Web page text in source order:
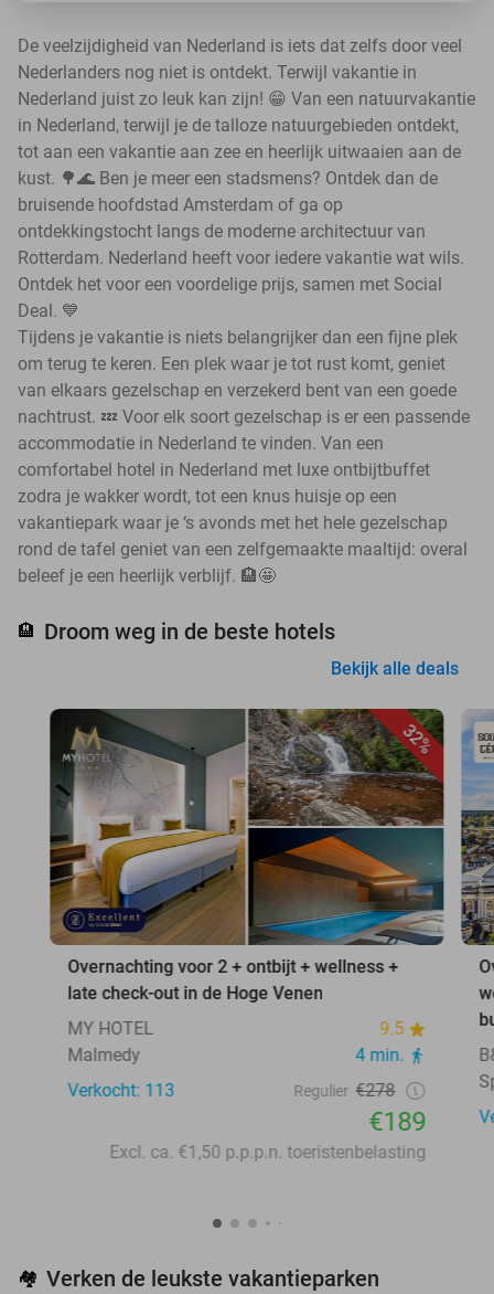
De veelzijdigheid van Nederland is iets dat zelfs door veel
Nederlanders nog niet is ontdekt. Terwijl vakantie in
Nederland juist zo leuk kan zijn! 😁 Van een natuurvakantie
in Nederland, terwijl je de talloze natuurgebieden ontdekt,
tot aan een vakantie aan zee en heerlijk uitwaaien aan de
kust. 🌳🌊 Ben je meer een stadsmens? Ontdek dan de
bruisende hoofdstad Amsterdam of ga op
ontdekkingstocht langs de moderne architectuur van
Rotterdam. Nederland heeft voor iedere vakantie wat wils.
Ontdek het voor een voordelige prijs, samen met Social
Deal. 💙
Tijdens je vakantie is niets belangrijker dan een fijne plek
om terug te keren. Een plek waar je tot rust komt, geniet
van elkaars gezelschap en verzekerd bent van een goede
nachtrust. 💤 Voor elk soort gezelschap is er een passende
accommodatie in Nederland te vinden. Van een
comfortabel hotel in Nederland met luxe ontbijtbuffet
zodra je wakker wordt, tot een knus huisje op een
vakantiepark waar je ‘s avonds met het hele gezelschap
rond de tafel geniet van een zelfgemaakte maaltijd: overal
beleef je een heerlijk verblijf. 🏨🤩
🏨 Droom weg in de beste hotels
Bekijk alle deals
32%
Overnachting voor 2 + ontbijt + wellness +
late check-out in de Hoge Venen
MY HOTEL
9.5
Malmedy
4 min.
Verkocht: 113
Regulier €278
€189
Excl. ca. €1,50 p.p.p.n. toeristenbelasting
🏘️ Verken de leukste vakantieparken